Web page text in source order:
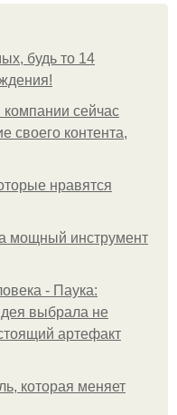
будь то 14
компании сейчас
своего контента,
нравятся
мощный инструмент
- Паука:
выбрала не
артефакт
которая меняет